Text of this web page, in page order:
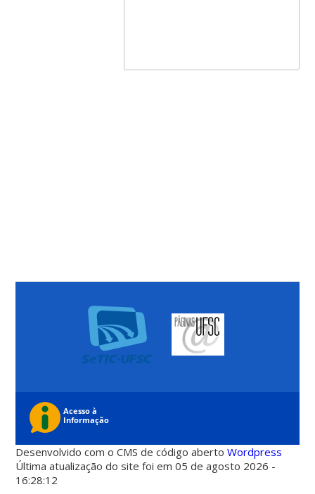
Desenvolvido com o CMS de código abertoWordpress
Última atualização do site foi em 05 de agosto 2026 -
16:28:12